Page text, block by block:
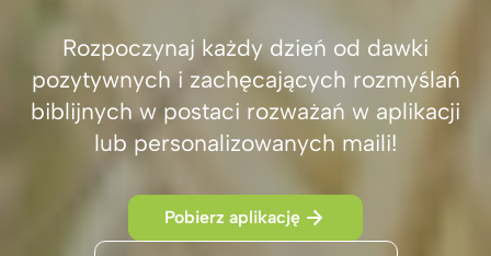
Rozpoczynaj każdy dzień od dawki
pozytywnych i zachęcających rozmyślań
biblijnych w postaci rozważań w aplikacji
lub personalizowanych maili!
Pobierz aplikację